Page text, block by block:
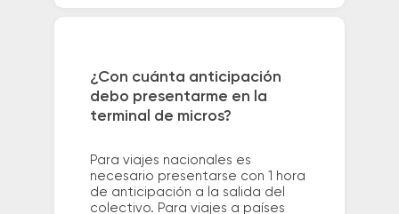
¿Con cuánta anticipación
debo presentarme en la
terminal de micros?
Para viajes nacionales es
necesario presentarse con 1 hora
de anticipación a la salida del
colectivo. Para viajes a países